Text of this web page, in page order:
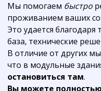
Мы помогаем быстро
проживанием ваших
Это удается благодаря
база, технические
В отличие от других мы
что в модульные
остановиться там.
Вы можете